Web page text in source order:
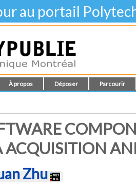
au portail
À propos Déposer Parcourir
ACQUISITION
Zhu